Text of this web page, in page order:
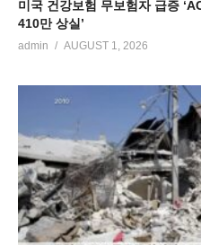
미국 건강보험 무보험자 급증
410만 상실’
admin AUGUST 1, 2026